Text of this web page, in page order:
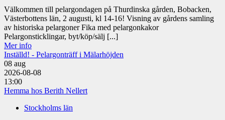
Välkommen till pelargondagen på Thurdinska gården, Bobacken,
Västerbottens län, 2 augusti, kl 14-16! Visning av gårdens samling
av historiska pelargoner Fika med pelargonkakor
Pelargonsticklingar, byt/köp/sälj [...]
Mer info
Inställd! - Pelargonträff i Mälarhöjden
08 aug
2026-08-08
13:00
Hemma hos Berith Nellert
Stockholms län